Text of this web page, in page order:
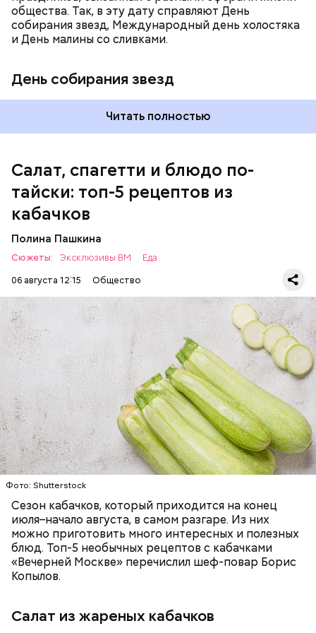
общества. Так, в эту дату справляют День
собирания звезд, Международный день холостяка
и День малины со сливками.
День собирания звезд
Читать полностью
Салат, спагетти и блюдо по-
тайски: топ-5 рецептов из
кабачков
Полина Пашкина
Сюжеты: Эксклюзивы ВМ
Еда
06 августа 12:15
Общество
Фото: Shutterstock
Сезон кабачков, который приходится на конец
июля–начало августа, в самом разгаре. Из них
можно приготовить много интересных и полезных
блюд. Топ-5 необычных рецептов с кабачками
«Вечерней Москве» перечислил шеф-повар Борис
Копылов.
Салат из жареных кабачков
Ингредиенты:
кабачок;
петрушка;
оливковое масло;
ЕДА ОВОЩИ РЕЦЕПТЫ
Однако диетолог предупредила: не для всех дыня
может быть полезна. В первую очередь ее стоит
есть с осторожностью людям:
с сахарным диабетом;